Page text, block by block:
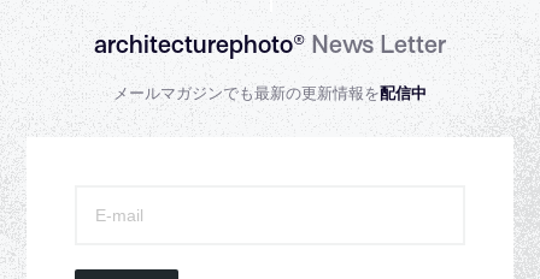
architecturephoto®News Letter
メールマガジンでも最新の更新情報を配信中